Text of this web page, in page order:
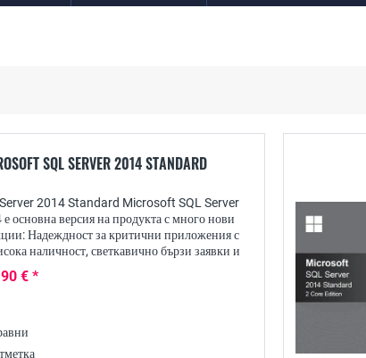
SQL SERVER 2014 STANDARD
2014 Standard Microsoft SQL Server
основна версия на продукта с много нови
Надеждност за критични приложения с
наличност, светкавично бързи заявки и
€ *